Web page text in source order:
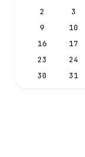
2
3
9
10
16
17
23
24
30
31